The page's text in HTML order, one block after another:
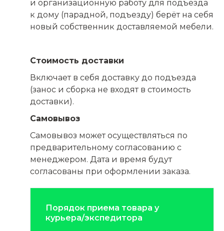
и организационную работу для подъезда
к дому (парадной, подъезду) берёт на себя
новый собственник доставляемой мебели.
Стоимость доставки
Включает в себя доставку до подъезда
(занос и сборка не входят в стоимость
доставки).
Самовывоз
Самовывоз может осуществляться по
предварительному согласованию с
менеджером. Дата и время будут
согласованы при оформлении заказа.
Порядок приема товара у
курьера/экспедитора